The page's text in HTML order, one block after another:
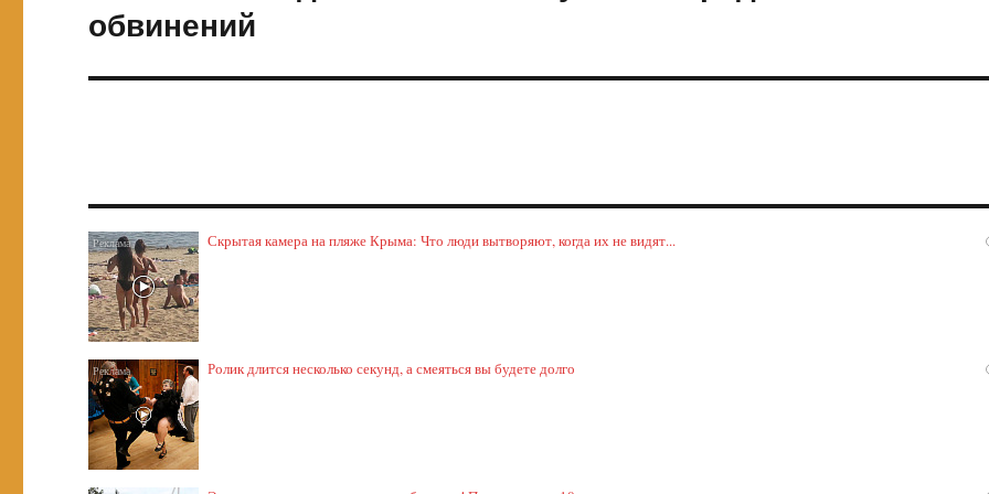
запись:
обвинений
Скрытая камера на пляже Крыма: Что люди вытворяют, когда их не видят...
Ролик длится несколько секунд, а смеяться вы будете долго